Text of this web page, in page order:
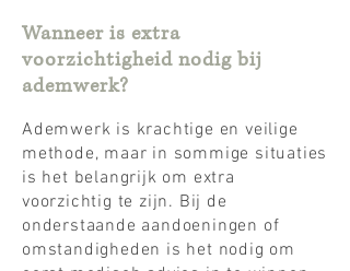
Wanneer is extra
voorzichtigheid nodig bij
ademwerk?
Ademwerk is krachtige en veilige
methode, maar in sommige situaties
is het belangrijk om extra
voorzichtig te zijn. Bij de
onderstaande aandoeningen of
omstandigheden is het nodig om